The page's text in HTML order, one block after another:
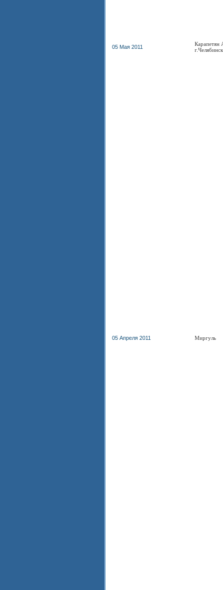
05 Мая 2011
г.Челябинск
05 Апреля 2011 Миргуль